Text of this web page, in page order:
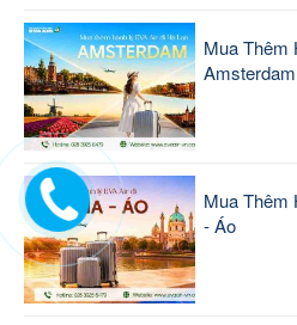
Mua Thêm
Mua Thêm
- Áo